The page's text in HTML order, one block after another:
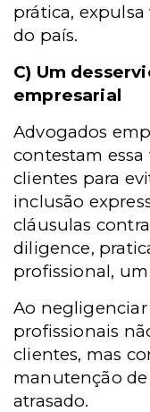
prática,
do país.
C) Um
empresarial
Advogados
contestam essa
clientes para
inclusão
cláusulas
diligence,
profissional,
Ao
profissionais
clientes, mas
manutenção
atrasado.